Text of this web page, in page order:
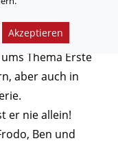
Dr.-Tom. Ab
Thema Erste
aber auch in
er nie allein!
Ben und
Akzeptieren